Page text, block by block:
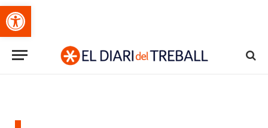
Obre la barra d'eines